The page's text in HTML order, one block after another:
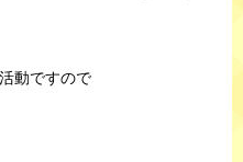
動ですので